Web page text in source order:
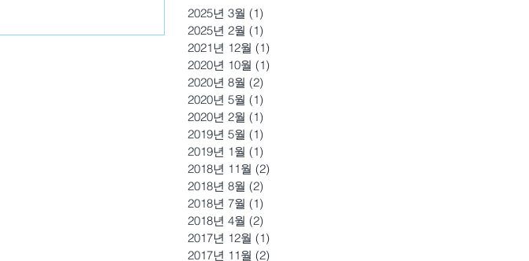
2025년 3월 (1)
2025년 2월 (1)
2021년 12월 (1)
2020년 10월 (1)
2020년 8월 (2)
2020년 5월 (1)
2020년 2월 (1)
2019년 5월 (1)
2019년 1월 (1)
2018년 11월 (2)
2018년 8월 (2)
2018년 7월 (1)
2018년 4월 (2)
2017년 12월 (1)
2017년 11월 (2)